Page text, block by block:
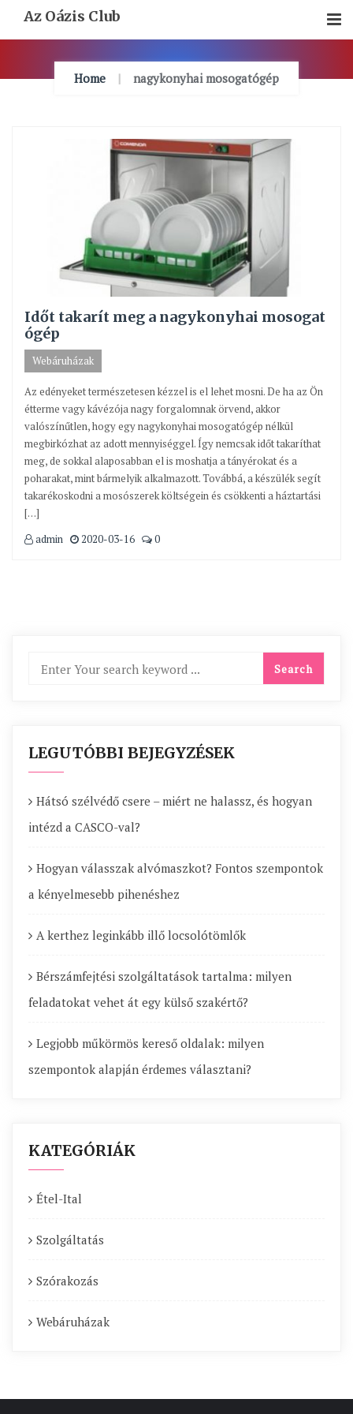
Content
Az Oázis Club
Home nagykonyhai mosogatógép
Időt takarít meg a nagykonyhai mosogat
ógép
Webáruházak
Az edényeket természetesen kézzel is el lehet mosni. De ha az Ön
étterme vagy kávézója nagy forgalomnak örvend, akkor
valószínűtlen, hogy egy nagykonyhai mosogatógép nélkül
megbirkózhat az adott mennyiséggel. Így nemcsak időt takaríthat
meg, de sokkal alaposabban el is moshatja a tányérokat és a
poharakat, mint bármelyik alkalmazott. Továbbá, a készülék segít
takarékoskodni a mosószerek költségein és csökkenti a háztartási
[…]
admin
2020-03-16 0
LEGUTÓBBI BEJEGYZÉSEK
Hátsó szélvédő csere – miért ne halassz, és hogyan
intézd a CASCO-val?
Hogyan válasszak alvómaszkot? Fontos szempontok
a kényelmesebb pihenéshez
A kerthez leginkább illő locsolótömlők
Bérszámfejtési szolgáltatások tartalma: milyen
feladatokat vehet át egy külső szakértő?
Legjobb műkörmös kereső oldalak: milyen
szempontok alapján érdemes választani?
KATEGÓRIÁK
Étel-Ital
Szolgáltatás
Szórakozás
Webáruházak